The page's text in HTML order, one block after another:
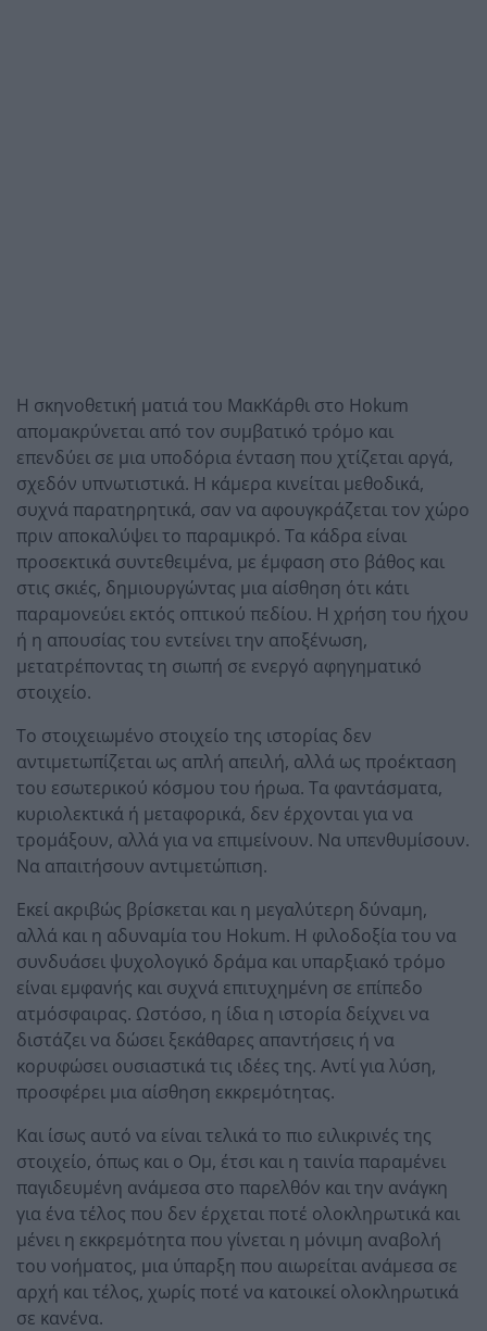
Η σκηνοθετική ματιά του ΜακΚάρθι στο Hokum
απομακρύνεται από τον συμβατικό τρόμο και
επενδύει σε μια υποδόρια ένταση που χτίζεται αργά,
σχεδόν υπνωτιστικά. Η κάμερα κινείται μεθοδικά,
συχνά παρατηρητικά, σαν να αφουγκράζεται τον χώρο
πριν αποκαλύψει το παραμικρό. Τα κάδρα είναι
προσεκτικά συντεθειμένα, με έμφαση στο βάθος και
στις σκιές, δημιουργώντας μια αίσθηση ότι κάτι
παραμονεύει εκτός οπτικού πεδίου. Η χρήση του ήχου
ή η απουσίας του εντείνει την αποξένωση,
μετατρέποντας τη σιωπή σε ενεργό αφηγηματικό
στοιχείο.
Το στοιχειωμένο στοιχείο της ιστορίας δεν
αντιμετωπίζεται ως απλή απειλή, αλλά ως προέκταση
του εσωτερικού κόσμου του ήρωα. Τα φαντάσματα,
κυριολεκτικά ή μεταφορικά, δεν έρχονται για να
τρομάξουν, αλλά για να επιμείνουν. Να υπενθυμίσουν.
Να απαιτήσουν αντιμετώπιση.
Εκεί ακριβώς βρίσκεται και η μεγαλύτερη δύναμη,
αλλά και η αδυναμία του Hokum. Η φιλοδοξία του να
συνδυάσει ψυχολογικό δράμα και υπαρξιακό τρόμο
είναι εμφανής και συχνά επιτυχημένη σε επίπεδο
ατμόσφαιρας. Ωστόσο, η ίδια η ιστορία δείχνει να
διστάζει να δώσει ξεκάθαρες απαντήσεις ή να
κορυφώσει ουσιαστικά τις ιδέες της. Αντί για λύση,
προσφέρει μια αίσθηση εκκρεμότητας.
Και ίσως αυτό να είναι τελικά το πιο ειλικρινές της
στοιχείο, όπως και ο Ομ, έτσι και η ταινία παραμένει
παγιδευμένη ανάμεσα στο παρελθόν και την ανάγκη
για ένα τέλος που δεν έρχεται ποτέ ολοκληρωτικά και
μένει η εκκρεμότητα που γίνεται η μόνιμη αναβολή
του νοήματος, μια ύπαρξη που αιωρείται ανάμεσα σε
αρχή και τέλος, χωρίς ποτέ να κατοικεί ολοκληρωτικά
σε κανένα.